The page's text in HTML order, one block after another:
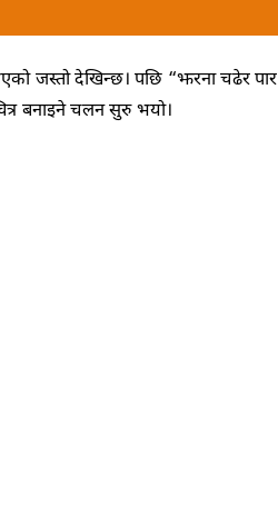
जस्तो देखिन्छ। पछि “झरना चढेर पार
बनाइने चलन सुरु भयो।